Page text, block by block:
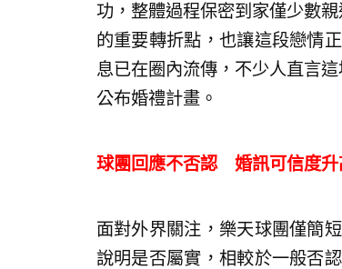
功，整體過程保密到家僅少數
的重要轉折點，也讓這段戀情
息已在圈內流傳，不少人直言
公布婚禮計畫。
球團回應不否認 婚訊可信度升
面對外界關注，樂天球團僅簡
說明是否屬實，相較於一般否